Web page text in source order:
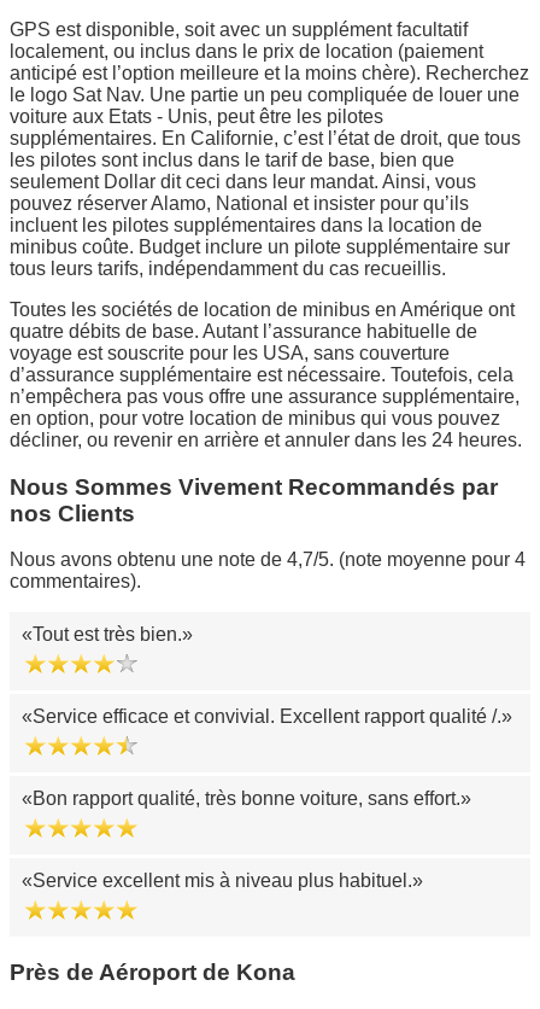
GPS est disponible, soit avec un supplément facultatif
localement, ou inclus dans le prix de location (paiement
anticipé est l’option meilleure et la moins chère). Recherchez
le logo Sat Nav. Une partie un peu compliquée de louer une
voiture aux Etats - Unis, peut être les pilotes
supplémentaires. En Californie, c’est l’état de droit, que tous
les pilotes sont inclus dans le tarif de base, bien que
seulement Dollar dit ceci dans leur mandat. Ainsi, vous
pouvez réserver Alamo, National et insister pour qu’ils
incluent les pilotes supplémentaires dans la location de
minibus coûte. Budget inclure un pilote supplémentaire sur
tous leurs tarifs, indépendamment du cas recueillis.
Toutes les sociétés de location de minibus en Amérique ont
quatre débits de base. Autant l’assurance habituelle de
voyage est souscrite pour les USA, sans couverture
d’assurance supplémentaire est nécessaire. Toutefois, cela
n’empêchera pas vous offre une assurance supplémentaire,
en option, pour votre location de minibus qui vous pouvez
décliner, ou revenir en arrière et annuler dans les 24 heures.
Nous Sommes Vivement Recommandés par
nos Clients
Nous avons obtenu une note de 4,7/5. (note moyenne pour 4
commentaires).
Tout est très bien.
Service efficace et convivial. Excellent rapport qualité /.
Bon rapport qualité, très bonne voiture, sans effort.
Service excellent mis à niveau plus habituel.
Près de Aéroport de Kona